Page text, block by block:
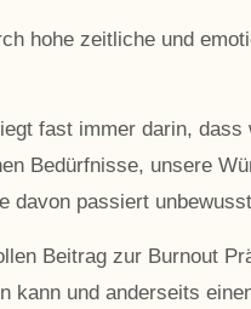
hohe zeitliche und
fast immer darin,
Bedürfnisse, unsere
davon passiert
Beitrag zur Burnout
kann und anderseits